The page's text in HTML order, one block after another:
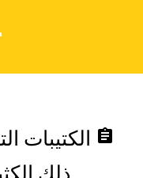
assignment الكتيبات